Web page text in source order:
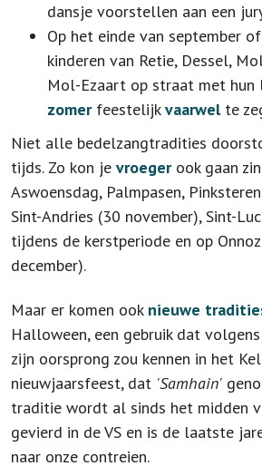
dansje voorstellen aan een
Op het einde van september
kinderen van Retie, Dessel,
Mol-Ezaart op straat met hun
zomerfeestelijkvaarwelte
Niet alle bedelzangtradities
tijds. Zo kon je vroegerook gaan
Aswoensdag, Palmpasen,
Sint-Andries (30 november), Sint-
tijdens de kerstperiode en op
december).
Maar er komen ook nieuwe
Halloween, een gebruik dat
zijn oorsprong zou kennen in het
nieuwjaarsfeest, dat 'Samhain'
traditie wordt al sinds het midden
gevierd in de VS en is de laatste
naar onze contreien.